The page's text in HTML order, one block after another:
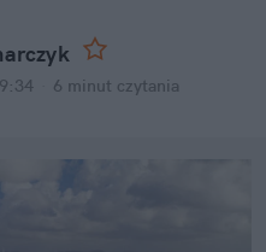
6 minut czytania